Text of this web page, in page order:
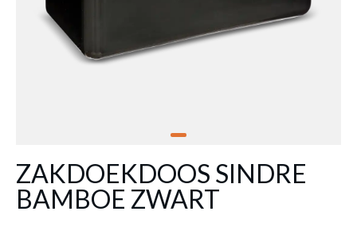
ZAKDOEKDOOS SINDRE
BAMBOE ZWART